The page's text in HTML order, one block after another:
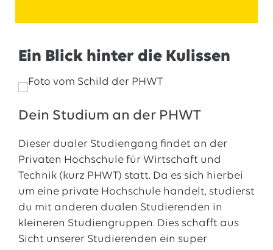
Ein Blick hinter die Kulissen
Dein Studium an der PHWT
Dieser dualer Studiengang findet an der
Privaten Hochschule für Wirtschaft und
Technik (kurz PHWT) statt. Da es sich hierbei
um eine private Hochschule handelt, studierst
du mit anderen dualen Studierenden in
kleineren Studiengruppen. Dies schafft aus
Sicht unserer Studierenden ein super